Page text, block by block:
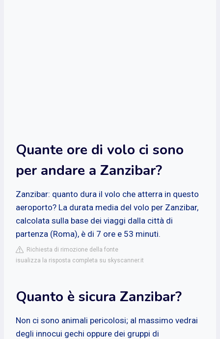
Quante ore di volo ci sono
per andare a Zanzibar?
Zanzibar: quanto dura il volo che atterra in questo
aeroporto? La durata media del volo per Zanzibar,
calcolata sulla base dei viaggi dalla città di
partenza (Roma), è di 7 ore e 53 minuti.
Richiesta di rimozione della fonte
isualizza la risposta completa su skyscanner.it
Quanto è sicura Zanzibar?
Non ci sono animali pericolosi; al massimo vedrai
degli innocui gechi oppure dei gruppi di